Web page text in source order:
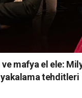
ve mafya el ele:
tehditleri